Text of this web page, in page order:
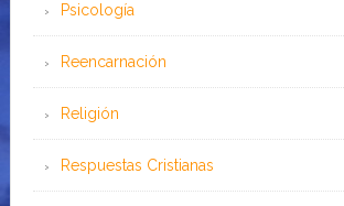
Psicología
Reencarnación
Religión
Respuestas Cristianas